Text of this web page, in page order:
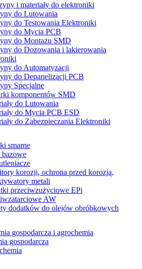
i materiały do elektroniki
do Lutowania
do Testowania Elektroniki
do Mycia PCB
do Montażu SMD
do Dozowania i lakierowania
do Automatyzacji
do Depanelizacji PCB
Specjalne
komponentów SMD
do Lutowania
do Mycia PCB ESD
do Zabezpieczania Elektroniki
smarne
bazowe
korozji, ochrona przed korozją,
metali
przeciwzużyciowe EPi
AW
dodatków do olejów obróbkowych
gospodarcza i agrochemia
gospodarcza